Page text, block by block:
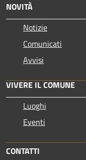
NOVITÀ
Notizie
Comunicati
Avvisi
VIVERE IL COMUNE
Luoghi
Eventi
CONTATTI